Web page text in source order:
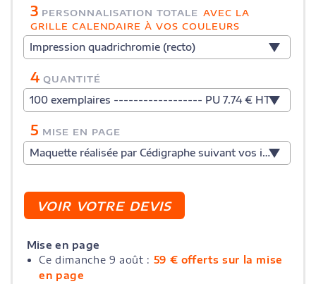
3 PERSONNALISATION TOTALE AVEC LA
GRILLE CALENDAIRE À VOS COULEURS
Impression quadrichromie (recto)
4 QUANTITÉ
100 exemplaires ------------------ PU 7.74 € HT
5 MISE EN PAGE
Maquette réalisée par Cédigraphe suivant vos indications
Mise en page
Ce dimanche 9 août : 59 € offerts sur la mise
en page